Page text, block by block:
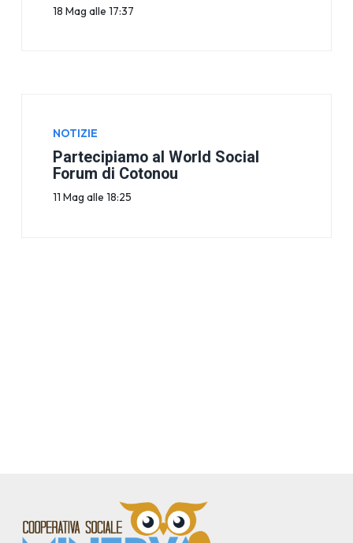
18 Mag alle 17:37
NOTIZIE
Partecipiamo al World Social
Forum di Cotonou
11 Mag alle 18:25